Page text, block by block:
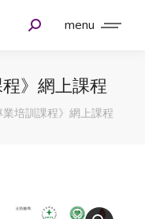
menu
程》網上課程
業培訓課程》網上課程